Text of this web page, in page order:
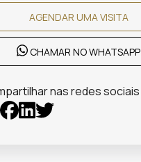
AGENDAR UMA VISITA
CHAMAR NO WHATSAPP
nas redes sociais